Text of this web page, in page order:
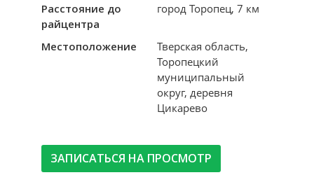
Расстояние до
райцентра
город Торопец, 7 км
Местоположение
Тверская область,
Торопецкий
муниципальный
округ, деревня
Цикарево
ЗАПИСАТЬСЯ НА ПРОСМОТР